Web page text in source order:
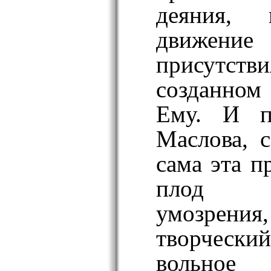
деяния,
Ему. И
Маслова,
сама эта
плод